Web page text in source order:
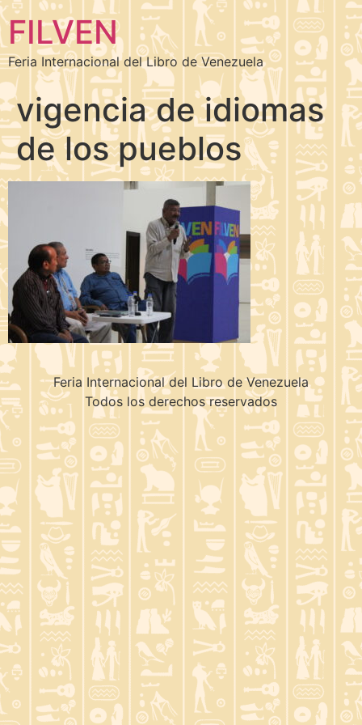
FILVEN
Feria Internacional del Libro de Venezuela
vigencia de idiomas
de los pueblos
Feria Internacional del Libro de Venezuela
Todos los derechos reservados